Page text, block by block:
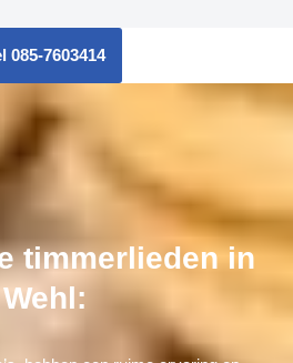
085-7603414
timmerlieden in
Wehl: